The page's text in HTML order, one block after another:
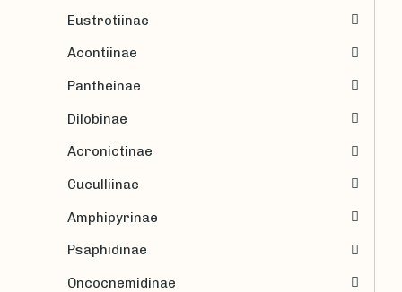
Eustrotiinae
Acontiinae
Pantheinae
Dilobinae
Acronictinae
Cuculliinae
Amphipyrinae
Psaphidinae
Oncocnemidinae